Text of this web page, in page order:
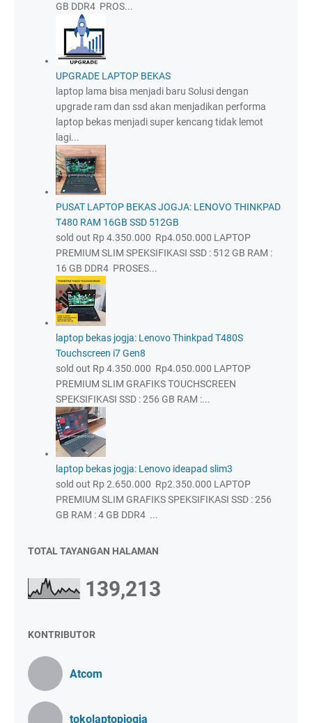
GB DDR4 PROS...
UPGRADE LAPTOP BEKAS
laptop lama bisa menjadi baru Solusi dengan
upgrade ram dan ssd akan menjadikan performa
laptop bekas menjadi super kencang tidak lemot
lagi...
PUSAT LAPTOP BEKAS JOGJA: LENOVO THINKPAD
T480 RAM 16GB SSD 512GB
sold out Rp 4.350.000 Rp4.050.000 LAPTOP
PREMIUM SLIM SPEKSIFIKASI SSD : 512 GB RAM :
16 GB DDR4 PROSES...
laptop bekas jogja: Lenovo Thinkpad T480S
Touchscreen i7 Gen8
sold out Rp 4.350.000 Rp4.050.000 LAPTOP
PREMIUM SLIM GRAFIKS TOUCHSCREEN
SPEKSIFIKASI SSD : 256 GB RAM :...
laptop bekas jogja: Lenovo ideapad slim3
sold out Rp 2.650.000 Rp2.350.000 LAPTOP
PREMIUM SLIM GRAFIKS SPEKSIFIKASI SSD : 256
GB RAM : 4 GB DDR4 ...
TOTAL TAYANGAN HALAMAN
139,213
KONTRIBUTOR
Atcom
tokolaptopjogja